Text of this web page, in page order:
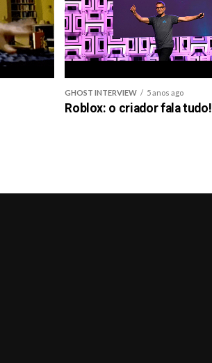
GHOST INTERVIEW 5 anos ago
Roblox: o criador fala tudo!